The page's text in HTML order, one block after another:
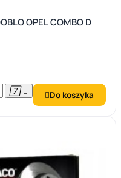
OPEL COMBO D
  Do koszyka